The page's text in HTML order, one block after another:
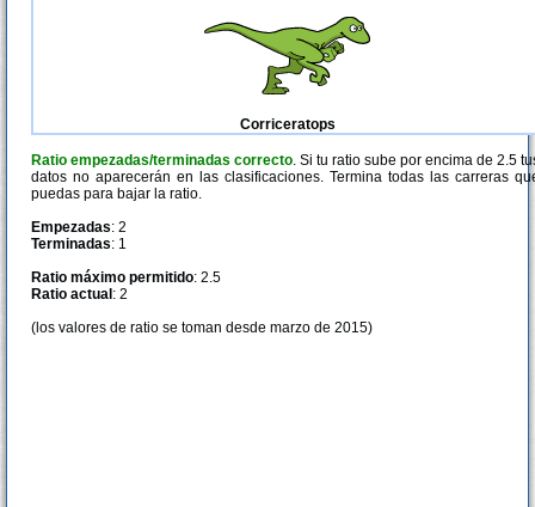
Corriceratops
Ratio empezadas/terminadas correcto. Si tu ratio sube por encima de 2.5
datos no aparecerán en las clasificaciones. Termina todas las carreras
puedas para bajar la ratio.
Empezadas: 2
Terminadas: 1
Ratio máximo permitido: 2.5
Ratio actual : 2
(los valores de ratio se toman desde marzo de 2015)